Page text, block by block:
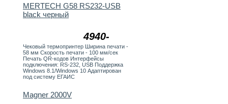
4940-
MERTECH G58 RS232-USB
black черный
Чековый термопринтер Ширина печати -
58 мм Скорость печати - 100 мм/сек
Печать QR-кодов Интерфейсы
подключения: RS-232, USB Поддержка
Windows 8.1/Windows 10 Адаптирован
под систему ЕГАИС
Magner 2000V